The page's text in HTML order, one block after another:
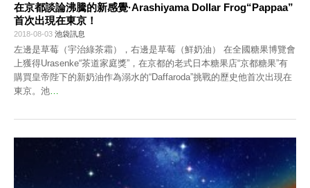
在京都談論沸騰的新感覺·Arashiyama Dollar Frog“Pappaa”
首次出現在東京！
2018-08-03 池袋訊息
左邊是草莓（宇治綠茶霜），右邊是草莓（鮮奶油） 在全國糖果博覽會
上獲得Urasenke“茶道家庭獎”，在京都的老式日本糖果店“京都糖果”有
購買皇帝陛下的新奶油作為溺水的“Daffaroda”挑戰的歷史他首次出現在
東京。池